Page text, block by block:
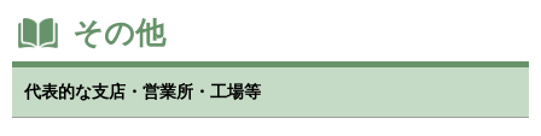
その他
代表的な支店・営業所・工場等